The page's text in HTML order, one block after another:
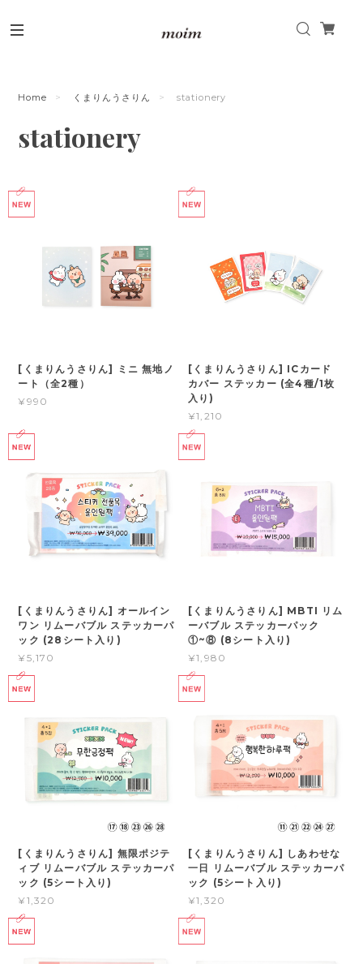
Home くまりんうさりん stationery
stationery
[くまりんうさりん] ミニ 無地ノ
ート（全2種）
¥990
[くまりんうさりん] ICカード
カバー ステッカー (全4種/1枚
入り)
¥1,210
[くまりんうさりん] オールイン
ワン リムーバブル ステッカーパ
ック (28シート入り)
¥5,170
[くまりんうさりん] MBTI リム
ーバブル ステッカーパック
①~⑧ (8シート入り)
¥1,980
[くまりんうさりん] 無限ポジテ
ィブ リムーバブル ステッカーパ
ック (5シート入り)
¥1,320
[くまりんうさりん] しあわせな
一日 リムーバブル ステッカーパ
ック (5シート入り)
¥1,320